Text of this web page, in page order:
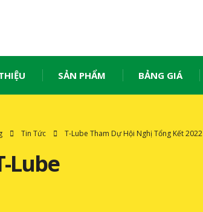
SẢN PHẨM BẢNG GIÁ
Tin Tức T-Lube Tham Dự Hội Nghị Tổng Kết
Lube